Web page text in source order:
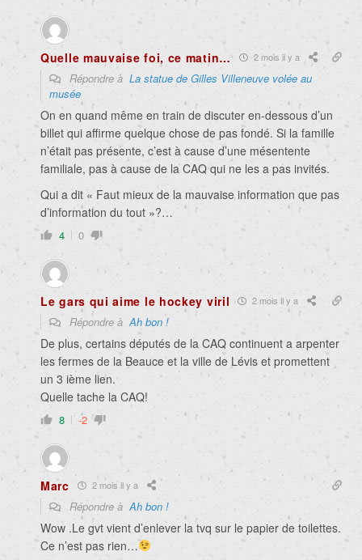
Quelle mauvaise foi, ce matin… 2 mois il y a
Répondre à La statue de Gilles Villeneuve volée au
musée
On en quand même en train de discuter en-dessous d’un
billet qui affirme quelque chose de pas fondé. Si la famille
n’était pas présente, c’est à cause d’une mésentente
familiale, pas à cause de la CAQ qui ne les a pas invités.
Qui a dit « Faut mieux de la mauvaise information que pas
d’information du tout »?…
4 0
Le gars qui aime le hockey viril 2 mois il y a
Répondre à Ah bon !
De plus, certains députés de la CAQ continuent a arpenter
les fermes de la Beauce et la ville de Lévis et promettent
un 3 ième lien.
Quelle tache la CAQ!
8 -2
Marc 2 mois il y a
Répondre à Ah bon !
Wow .Le gvt vient d’enlever la tvq sur le papier de toilettes.
Ce n’est pas rien…